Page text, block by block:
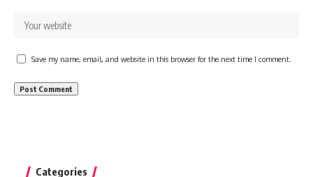
Save my name, email, and website in this browser for the next time I comment.
Categories